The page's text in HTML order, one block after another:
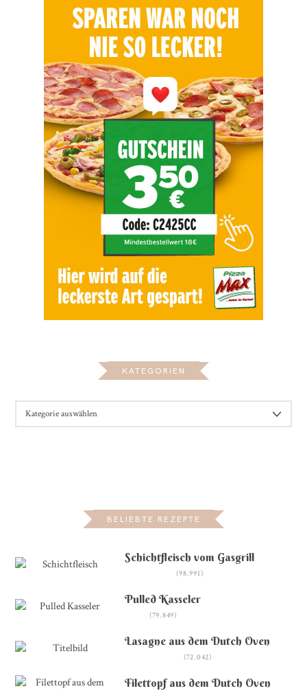
KATEGORIEN
BELIEBTE REZEPTE
Schichtfleisch vom Gasgrill
(98.991)
Pulled Kasseler
(79.849)
Lasagne aus dem Dutch Oven
(72.042)
Filettopf aus dem Dutch Oven